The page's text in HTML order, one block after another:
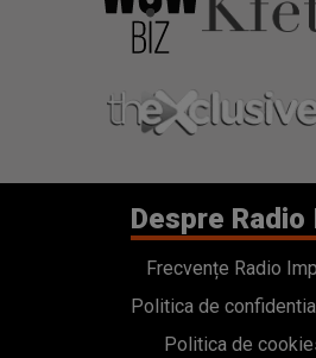
Despre Radio
Frecvențe Radio
Politica de
Politica de